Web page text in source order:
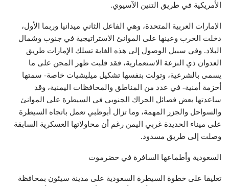
الأمريكية في طريق التنين الآسيوي.
الإمارات العربية المتحدة، وهي الفاعل الثاني ميدانيا وربما الأول،
دخلت الحرب وعينها على الموانئ الاستراتيجية في جنوب وشمال
البلاد. وفي سبيل الوصول إلى هذه الغاية تسلك الإمارات طريق
العدوان ذي النزعة الاستعمارية، فقد قلبت ظهر المجن على ما
يسمى بالشرعية، وتولت بنفسها تشكيل ميليشيات خاصة- سمتها
أحزمة أمنية- في عدد من المناطق والمحافظات اليمنية، وقد
ساعدتها بعض فصائل الحراك الجنوبي في السيطرة على الموانئ
والسواحل والجزر المهمة، وما تزال أبوظبي تعمل باتجاه السيطرة
على ميناء الحديدة غربي اليمن رغم أن محاولاتها العسكرية السابقة
وصلت إلى طريق مسدود.
السعودية وأطماعها السافرة في حضرموت
تعليقا على خطوة السيطرة السعودية على مدينة سيئون بمحافظة